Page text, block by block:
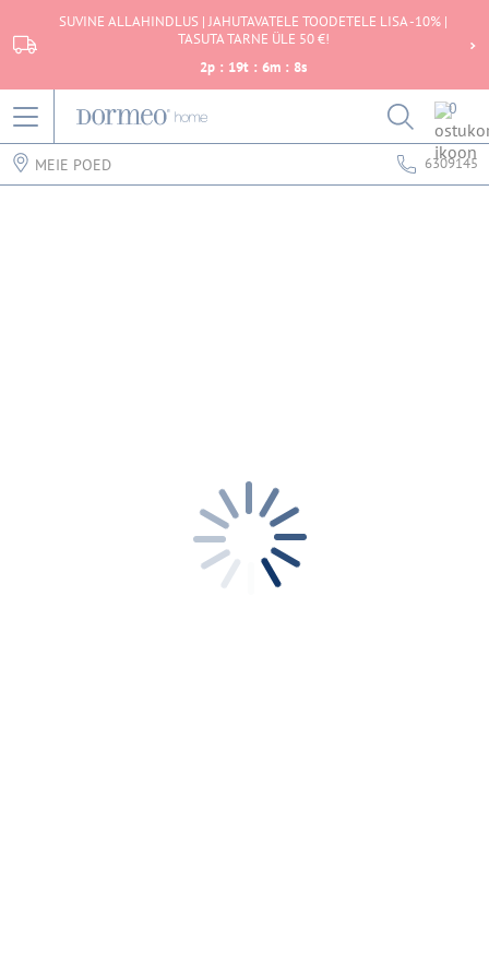
SUVINE ALLAHINDLUS | JAHUTAVATELE TOODETELE LISA -10% |
TASUTA TARNE ÜLE 50 €!
2p : 19t : 6m : 8s
0
MEIE POED 6309145